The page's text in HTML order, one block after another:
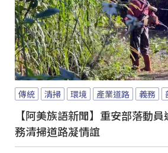
傳統 清掃 環境 產業道路 義務
【阿美族語新聞】重安部落動
務清掃道路凝情誼